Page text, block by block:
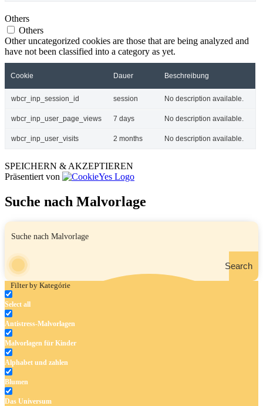
Others
Others
Other uncategorized cookies are those that are being analyzed and
have not been classified into a category as yet.
Cookie Dauer Beschreibung
wbcr_inp_session_id session No description available.
wbcr_inp_user_page_views 7 days No description available.
wbcr_inp_user_visits 2 months No description available.
SPEICHERN & AKZEPTIEREN
Präsentiert von
Suche nach Malvorlage
Search
Filter by Kategórie
Select all
Antistress-Malvorlagen
Malvorlagen für Kinder
Alphabet und zahlen
Blumen
Das Universum